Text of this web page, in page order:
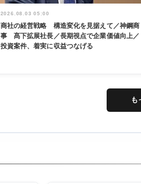
2026.08.03 05:00
商社の経営戦略 構造変化を見据えて／神鋼商
事 髙下拡展社長／長期視点で企業価値向上／
投資案件、着実に収益つなげる
も